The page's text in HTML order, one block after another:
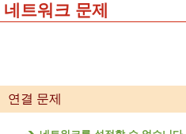
네트워크 문제
연결 문제